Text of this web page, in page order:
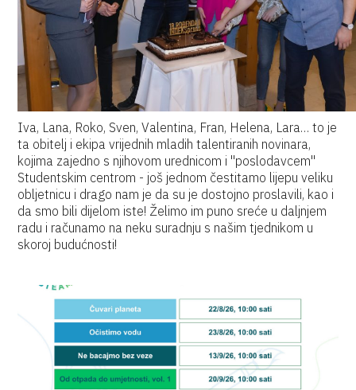
Iva, Lana, Roko, Sven, Valentina, Fran, Helena, Lara… to je
ta obitelj i ekipa vrijednih mladih talentiranih novinara,
kojima zajedno s njihovom urednicom i ''poslodavcem''
Studentskim centrom - još jednom čestitamo lijepu veliku
obljetnicu i drago nam je da su je dostojno proslavili, kao i
da smo bili dijelom iste! Želimo im puno sreće u daljnjem
radu i računamo na neku suradnju s našim tjednikom u
skoroj budućnosti!